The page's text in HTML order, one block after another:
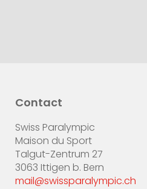
Contact
Swiss Paralympic
Maison du Sport
Talgut-Zentrum 27
3063 Ittigen b. Bern
mail@swissparalympic.ch